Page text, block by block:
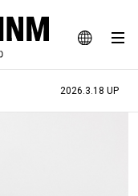
JA
EN
SNAP
タイルWEBマガジン
2026.3.18 UP